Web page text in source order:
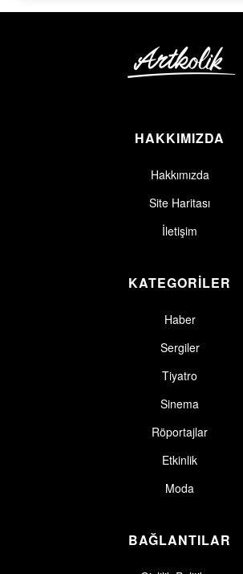
HAKKIMIZDA
Hakkımızda
Site Haritası
İletişim
KATEGORİLER
Haber
Sergiler
Tiyatro
Sinema
Röportajlar
Etkinlik
Moda
BAĞLANTILAR